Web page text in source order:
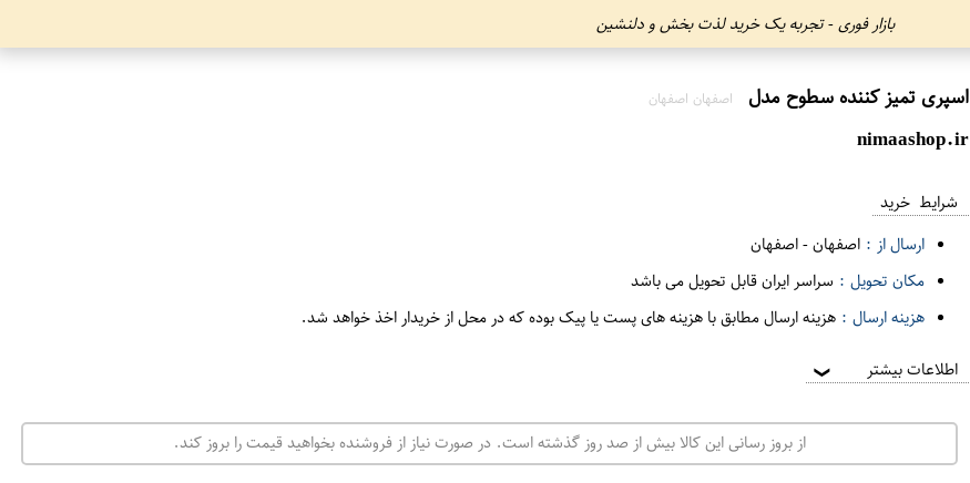
بازار فوری - تجربه یک خرید لذت بخش و دلنشین
اسپری تمیز کننده سطوح مدل اصفهان اصفهان
nimaashop.ir
شرایط خرید
ارسال از : اصفهان-اصفهان
مکان تحویل : سراسر ایران قابل تحویل می باشد
هزینه ارسال : هزینه ارسال مطابق با هزینه های پست یا پیک بوده که در محل از خریدار اخذ خواهد شد.
اطلاعات بیشتر ❯
از بروز رسانی این کالا بیش از صد روز گذشته است. در صورت نیاز از فروشنده بخواهید قیمت را بروز کند.